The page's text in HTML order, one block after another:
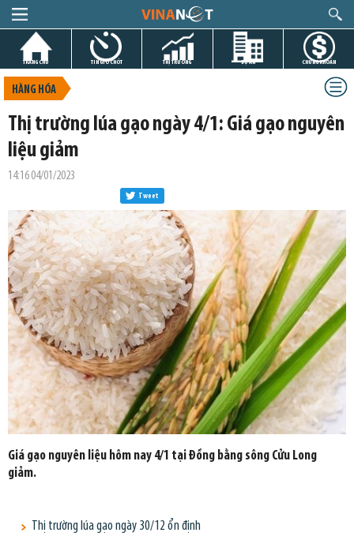
TRANG CHỦ TIN GIỜ CHÓT THỊ TRƯỜNG DỰ ÁN CHỨNG KHOÁN
HÀNG HÓA
Thị trường lúa gạo ngày 4/1: Giá gạo nguyên
liệu giảm
14:16 04/01/2023
Tweet
Giá gạo nguyên liệu hôm nay 4/1 tại Đồng bằng sông Cửu Long
giảm.
Thị trường lúa gạo ngày 30/12 ổn định